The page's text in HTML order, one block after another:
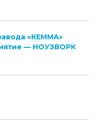
«КЕММА»
— НОУЗВОРК